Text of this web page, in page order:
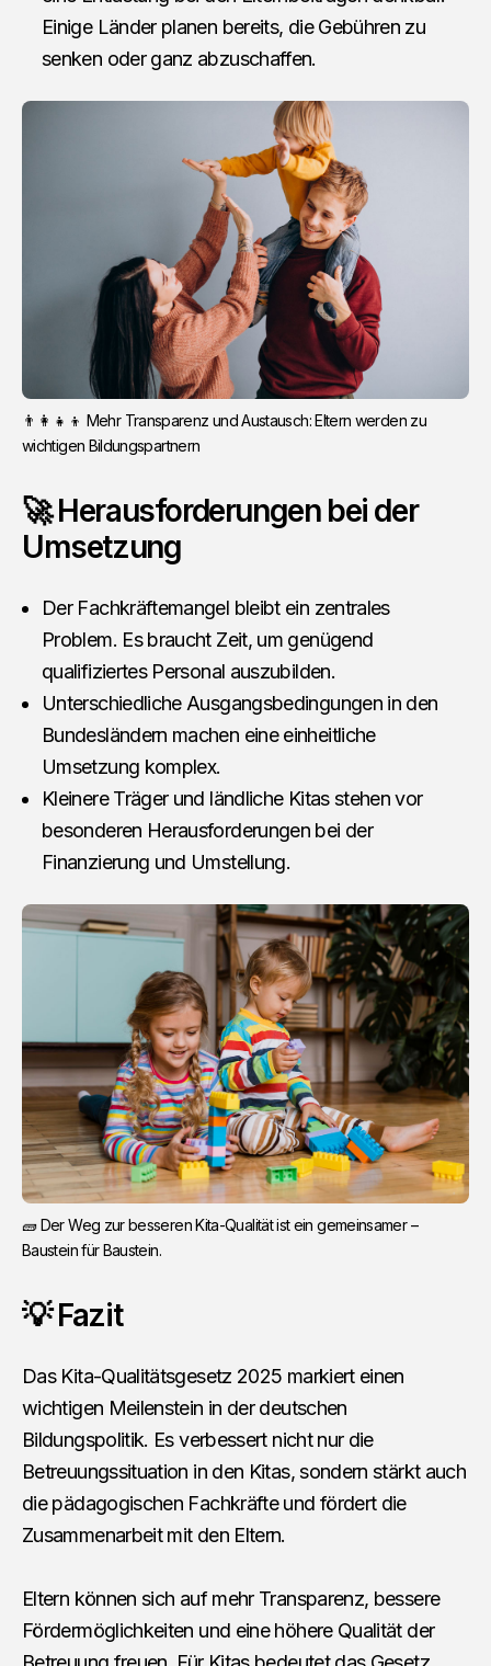
Einige Länder planen bereits, die Gebühren zu
senken oder ganz abzuschaffen.
👨‍👩‍👧‍👦 Mehr Transparenz und Austausch: Eltern werden zu
wichtigen Bildungspartnern
🚀 Herausforderungen bei der
Umsetzung
Der Fachkräftemangel bleibt ein zentrales
Problem. Es braucht Zeit, um genügend
qualifiziertes Personal auszubilden.
Unterschiedliche Ausgangsbedingungen in den
Bundesländern machen eine einheitliche
Umsetzung komplex.
Kleinere Träger und ländliche Kitas stehen vor
besonderen Herausforderungen bei der
Finanzierung und Umstellung.
🧱 Der Weg zur besseren Kita-Qualität ist ein gemeinsamer –
Baustein für Baustein.
💡 Fazit
Das Kita-Qualitätsgesetz 2025 markiert einen
wichtigen Meilenstein in der deutschen
Bildungspolitik. Es verbessert nicht nur die
Betreuungssituation in den Kitas, sondern stärkt auch
die pädagogischen Fachkräfte und fördert die
Zusammenarbeit mit den Eltern.
Eltern können sich auf mehr Transparenz, bessere
Fördermöglichkeiten und eine höhere Qualität der